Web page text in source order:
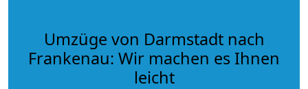
Umzüge von Darmstadt nach
Frankenau: Wir machen es Ihnen
leicht